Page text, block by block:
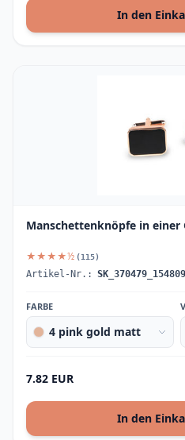
In den
Manschettenknöpfe in einer
★★★★½ (115)
Artikel-Nr.:
FARBE
4 pink gold matt
7.82 EUR
In den